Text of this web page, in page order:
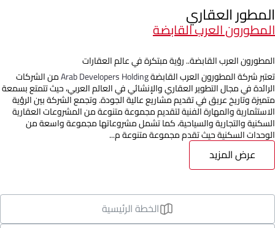
المطور العقاري
المطورون العرب القابضة
المطورون العرب القابضة.. رؤية مبتكرة في عالم العقارات
تعتبر شركة المطورون العرب القابضةArab Developers Holdingمن الشركات
الرائدة في مجال التطوير العقاري والإنشائي في العالم العربي، حيث تتمتع بسمعة
متميزة وتاريخ عريق في تقديم مشاريع عالية الجودة. وتجمع الشركة بين الرؤية
الاستثمارية والمهارة الفنية لتقديم مجموعة متنوعة من المشروعات العقارية
السكنية والتجارية والسياحية، كما تشمل مشروعاتها مجموعة واسعة من
الوحدات السكنية حيث تقدم مجموعة متنوعة م...
عرض المزيد
الخطة الرئيسية